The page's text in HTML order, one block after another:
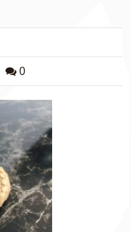
0